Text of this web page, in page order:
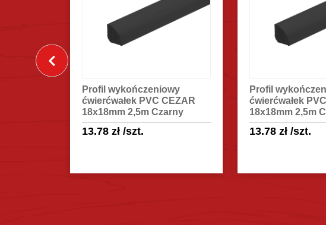
Profil wykończeniowy
ćwierćwałek PVC CEZAR
18x18mm 2,5m Czarny
13.78 zł/szt.
Profil
ćwierćwałek
18x18mm 2,5m
13.78zł /szt.